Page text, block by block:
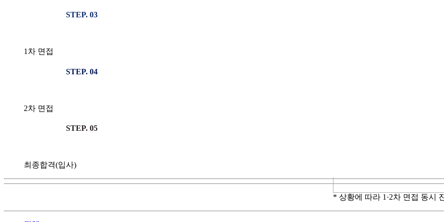
STEP. 03
1차 면접
STEP. 04
2차 면접
STEP. 05
최종합격(입사)
* 상황에 따라 1·2차 면접 동시